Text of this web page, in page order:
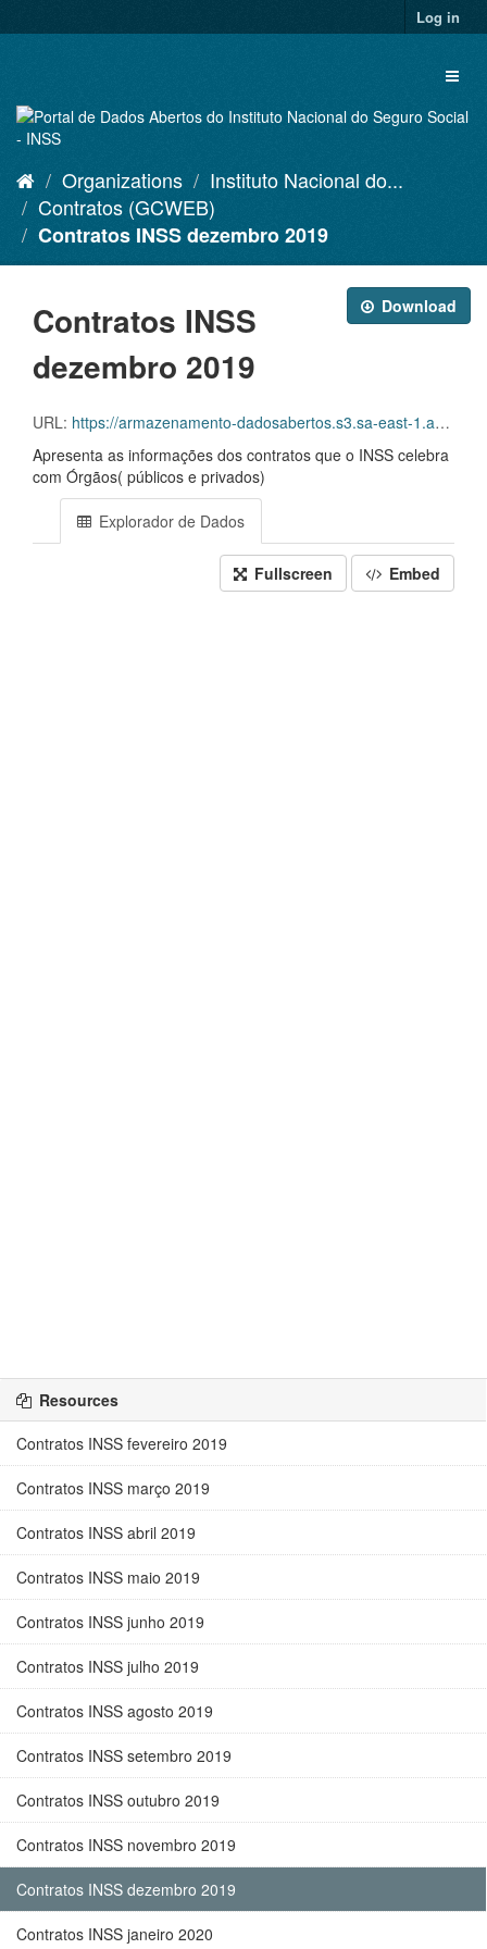
to
Log in
Organizations
Instituto Nacional do...
Contratos (GCWEB)
Contratos INSS dezembro 2019
Download
Contratos INSS
dezembro 2019
URL: https://armazenamento-dadosabertos.s3.sa-east-1.amazonaws.com/Plano+2016_2018_Grupos+de+dados/INSS+-+Contratos+(GCWEB)/d-gcw-cto-001-acsinss-201912.csv
Apresenta as informações dos contratos que o INSS celebra
com Órgãos( públicos e privados)
Explorador de Dados
Fullscreen Embed
Resources
Contratos INSS fevereiro 2019
Contratos INSS março 2019
Contratos INSS abril 2019
Contratos INSS maio 2019
Contratos INSS junho 2019
Contratos INSS julho 2019
Contratos INSS agosto 2019
Contratos INSS setembro 2019
Contratos INSS outubro 2019
Contratos INSS novembro 2019
Contratos INSS dezembro 2019
Contratos INSS janeiro 2020